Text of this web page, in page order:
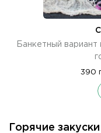
Банкетный
390
Горячие закуски